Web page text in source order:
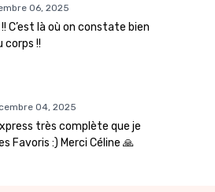
06, 2025
C’est là où on constate bien
corps !!
04, 2025
très complète que je
Favoris :) Merci Céline 🙏